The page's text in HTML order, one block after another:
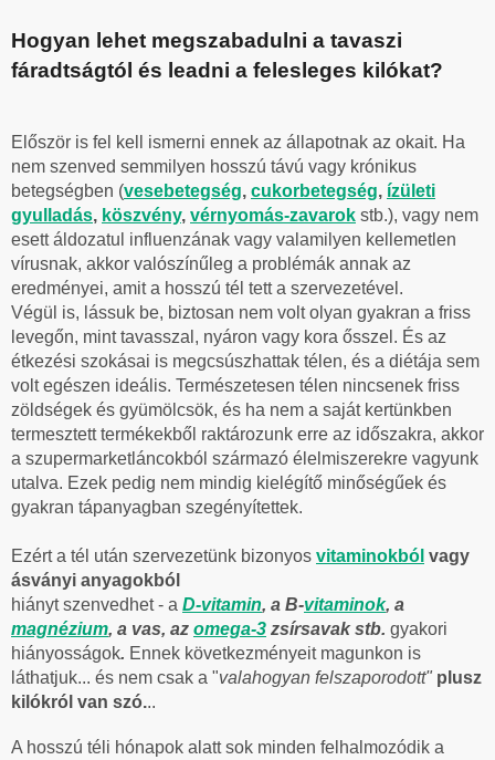
Hogyan lehet megszabadulni a tavaszi
fáradtságtól és leadni a felesleges kilókat?
Először is fel kell ismerni ennek az állapotnak az okait. Ha
nem szenved semmilyen hosszú távú vagy krónikus
betegségben (vesebetegség, cukorbetegség, ízületi
gyulladás, köszvény, vérnyomás-zavarok stb.), vagy nem
esett áldozatul influenzának vagy valamilyen kellemetlen
vírusnak, akkor valószínűleg a problémák annak az
eredményei, amit a hosszú tél tett a szervezetével.
Végül is, lássuk be, biztosan nem volt olyan gyakran a friss
levegőn, mint tavasszal, nyáron vagy kora ősszel. És az
étkezési szokásai is megcsúszhattak télen, és a diétája sem
volt egészen ideális. Természetesen télen nincsenek friss
zöldségek és gyümölcsök, és ha nem a saját kertünkben
termesztett termékekből raktározunk erre az időszakra, akkor
a szupermarketláncokból származó élelmiszerekre vagyunk
utalva. Ezek pedig nem mindig kielégítő minőségűek és
gyakran tápanyagban szegényítettek.
Ezért a tél után szervezetünk bizonyos vitaminokból vagy
ásványi anyagokból
hiányt szenvedhet - a D-vitamin, a B-vitaminok, a
magnézium, a vas, az omega-3 zsírsavakstb. gyakori
hiányosságok. Ennek következményeit magunkon is
láthatjuk... és nem csak a "valahogyan felszaporodott" plusz
kilókról van szó...
A hosszú téli hónapok alatt sok minden felhalmozódik a